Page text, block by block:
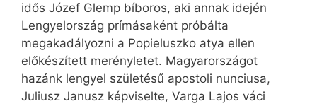
idős Józef Glemp bíboros, aki annak idején
Lengyelország prímásaként próbálta
megakadályozni a Popieluszko atya ellen
előkészített merényletet. Magyarországot
hazánk lengyel születésű apostoli nunciusa,
Juliusz Janusz képviselte, Varga Lajos váci